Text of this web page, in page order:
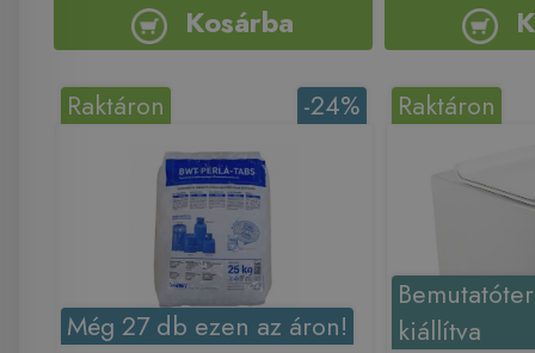
Kosárba
-24%
Raktáron
Még 27 db ezen az áron!
kiállítva
Raktáron